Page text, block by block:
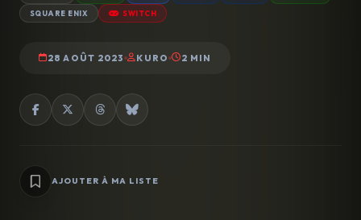
SQUARE ENIX SWITCH
28 AOÛT 2023 KURO 2 MIN
AJOUTER À MA LISTE